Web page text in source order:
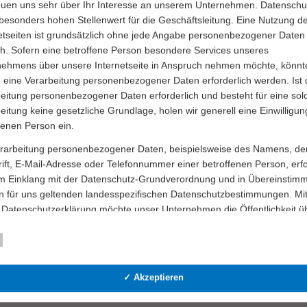
Monate sowie zur aktuellen Finanzlage.
NEWSWEEK, TREND sowie der PSI mit ihrer für 2017 vorgesehenen
den Teilnehmern ihre Zielsetzungen für 2016 erläutert hatten, übernahm
aller Mitglieder für die vom Vorstand geleistete Arbeit und leitete
Frank Dangmann, Ronald Eckert, Michael Freter, Jürgen Geiger,
Joachim Evers und Klaus Rosenberger wurden zur Würdigung ihrer
zu Ehrenmitgliedern ernannt. Abgerundet wurde die Tagung mit einem
zu einem Glühweinempfang vor dem Französischen Dom am
geladen.
der Deutschen Bank Unter den Linden ihre Fortsetzung.
Parteina, Geschäftsführer des ZAW, ließen es sich nicht nehmen,
auf die Werbeartikel-Wirtschaft. In einer
Sprecher der SPD, und Olav Gutting, stellvertretender
Ferrero, der operativen Leiterin des Berliner Instituts für Finanzen und
Bösl, Kahla, die aus der momentanen Gesetzeslage resultierenden
uns sehr über Ihr Interesse an unserem Unternehmen.
hohen Stellenwert für die Geschäftsleitung. Eine Nutzung
ist grundsätzlich ohne jede Angabe personenbezogener Daten
Sofern eine betroffene Person besondere Services unseres
über unsere Internetseite in Anspruch nehmen möchte,
eine Verarbeitung personenbezogener Daten erforderlich werden. Ist
personenbezogener Daten erforderlich und besteht für eine
keine gesetzliche Grundlage, holen wir generell eine
Person ein.
personenbezogener Daten, beispielsweise des Namens,
E-Mail-Adresse oder Telefonnummer einer betroffenen Person,
Einklang mit der Datenschutz-Grundverordnung und in
für uns geltenden landesspezifischen Datenschutzbestimmungen.
möchte unser Unternehmen die Öffentlichkeit
Daten informieren. Ferner werden betroffene Personen
als für die Verarbeitung Verantwortlicher zahlreiche technische und
Maßnahmen umgesetzt, um einen möglichst lückenlosen
✓ Akzeptieren